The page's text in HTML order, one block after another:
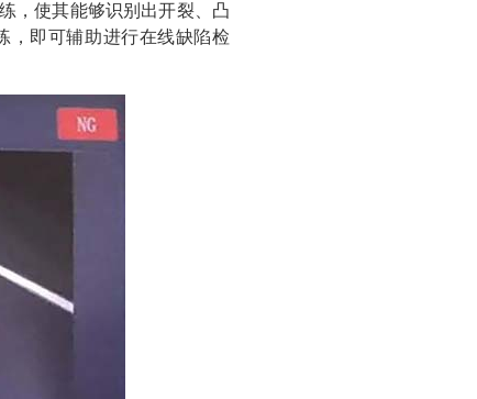
，使其能够识别出开裂、凸
，即可辅助进行在线缺陷检